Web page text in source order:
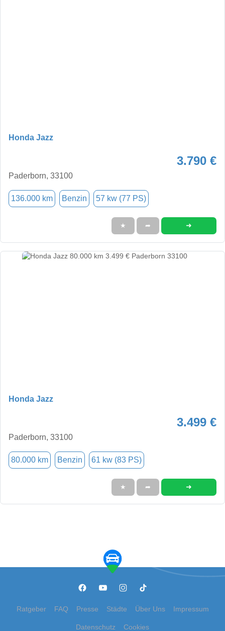
Honda Jazz
3.790 €
Paderborn, 33100
136.000 km Benzin 57 kw (77 PS)
★ ➦ ➜
Honda Jazz
3.499 €
Paderborn, 33100
80.000 km Benzin 61 kw (83 PS)
★ ➦ ➜
Ratgeber FAQ Presse Städte Über Uns Impressum
Datenschutz Cookies